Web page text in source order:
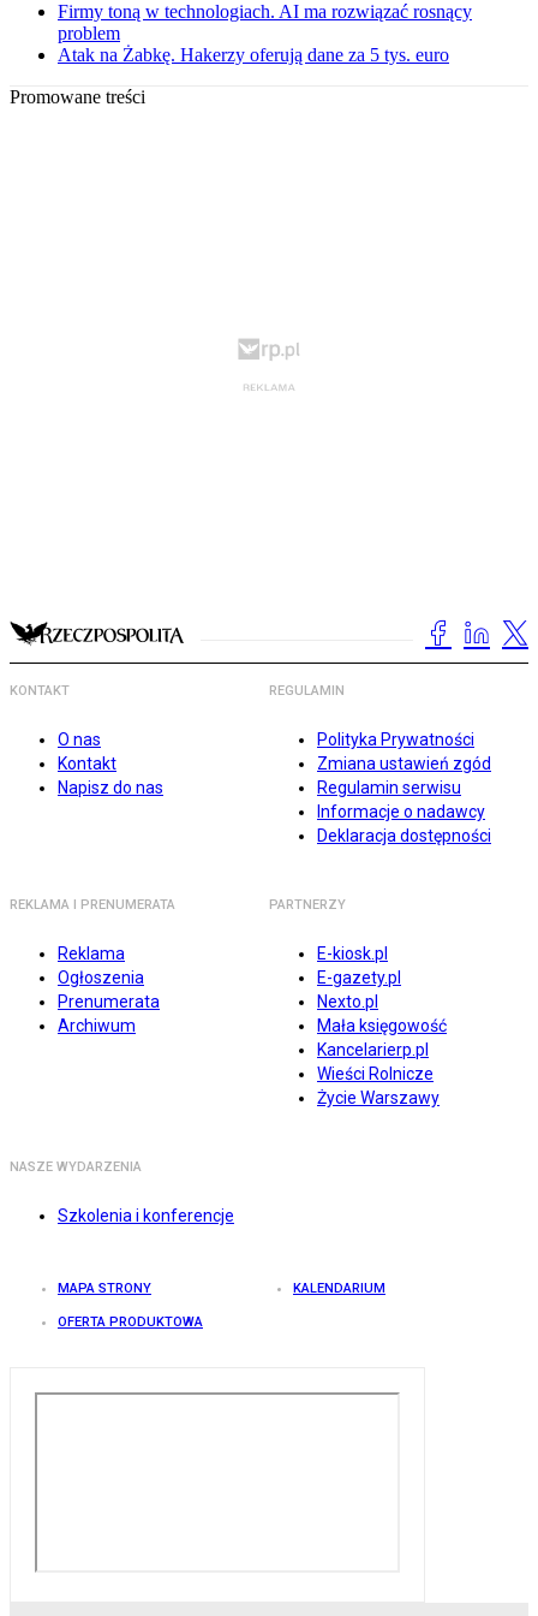
Firmy toną w technologiach. AI ma rozwiązać rosnący
problem
Atak na Żabkę. Hakerzy oferują dane za 5 tys. euro
Promowane treści
KONTAKT
O nas
Kontakt
Napisz do nas
REGULAMIN
Polityka Prywatności
Zmiana ustawień zgód
Regulamin serwisu
Informacje o nadawcy
Deklaracja dostępności
REKLAMA I PRENUMERATA
Reklama
Ogłoszenia
Prenumerata
Archiwum
PARTNERZY
E-kiosk.pl
E-gazety.pl
Nexto.pl
Mała księgowość
Kancelarierp.pl
Wieści Rolnicze
Życie Warszawy
NASZE WYDARZENIA
Szkolenia i konferencje
MAPA STRONY KALENDARIUM
OFERTA PRODUKTOWA